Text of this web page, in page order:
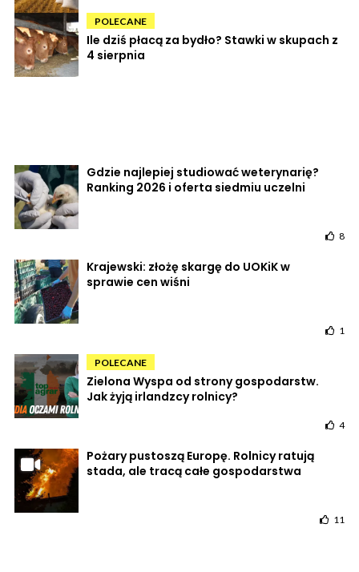
POLECANE
Ile dziś płacą za bydło? Stawki w skupach z
4 sierpnia
Gdzie najlepiej studiować weterynarię?
Ranking 2026 i oferta siedmiu uczelni
8
Krajewski: złożę skargę do UOKiK w
sprawie cen wiśni
1
POLECANE
Zielona Wyspa od strony gospodarstw.
Jak żyją irlandzcy rolnicy?
4
Pożary pustoszą Europę. Rolnicy ratują
stada, ale tracą całe gospodarstwa
11